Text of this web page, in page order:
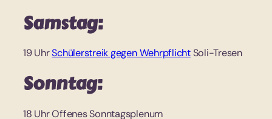
Samstag:
19 UhrSchülerstreik gegen WehrpflichtSoli-Tresen
Sonntag:
18 Uhr Offenes Sonntagsplenum